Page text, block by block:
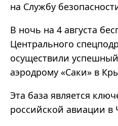
на Службу
В ночь на 4 августа
Центрального
осуществили
аэродрому «Саки» в
Эта база является
российской авиации